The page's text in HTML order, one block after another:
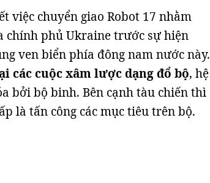
việc chuyển giao Robot 17 nhằm
chính phủ Ukraine trước sự hiện
ven biển phía đông nam nước này.
các cuộc xâm lược dạng đổ bộ, hệ
bởi bộ binh. Bên cạnh tàu chiến thì
là tấn công các mục tiêu trên bộ.